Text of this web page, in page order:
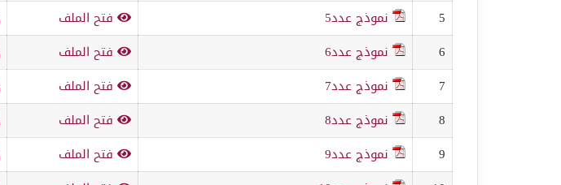
5
نموذج عدد5 فتح الملف
6
نموذج عدد6 فتح الملف
7
نموذج عدد7 فتح الملف
8
نموذج عدد8 فتح الملف
9
نموذج عدد9 فتح الملف